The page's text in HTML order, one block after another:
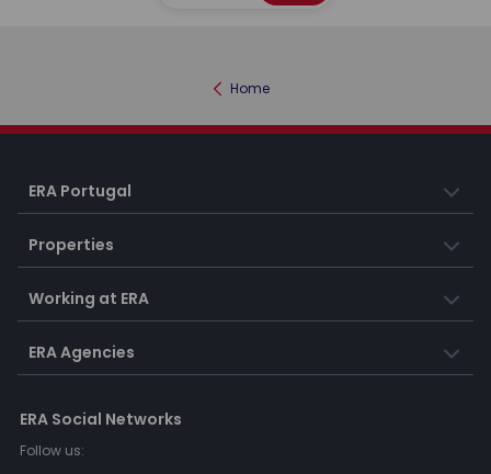
Home
ERA Portugal
Properties
Working at ERA
ERA Agencies
ERA Social Networks
Follow us: